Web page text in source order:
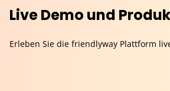
Live Demo und
Erleben Sie die friendlyway Plattform